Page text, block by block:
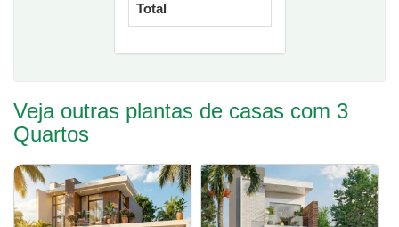
Total
Veja outras plantas de casas com 3
Quartos